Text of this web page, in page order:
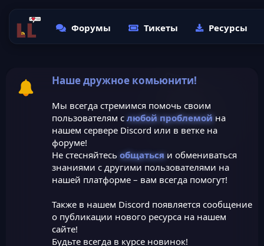
Форумы Тикеты Ресурсы
Наше дружное комьюнити!
Мы всегда стремимся помочь своим
пользователям с любой проблемойна
нашем сервере Discord или в ветке на
форуме!
Не стесняйтесь общатьсяи обмениваться
знаниями с другими пользователями на
нашей платформе – вам всегда помогут!
Также в нашем Discord появляется сообщение
о публикации нового ресурса на нашем
сайте!
Будьте всегда в курсе новинок!